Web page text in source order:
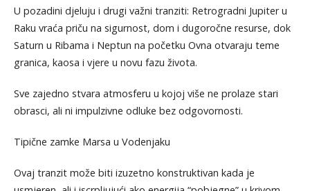
U pozadini djeluju i drugi važni tranziti: Retrogradni Jupiter u
Raku vraća priču na sigurnost, dom i dugoročne resurse, dok
Saturn u Ribama i Neptun na početku Ovna otvaraju teme
granica, kaosa i vjere u novu fazu života.
Sve zajedno stvara atmosferu u kojoj više ne prolaze stari
obrasci, ali ni impulzivne odluke bez odgovornosti.
Tipične zamke Marsa u Vodenjaku
Ovaj tranzit može biti izuzetno konstruktivan kada je